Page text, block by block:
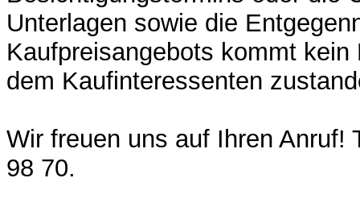
Unterlagen sowie die
Kaufpreisangebots kommt
dem Kaufinteressenten
Wir freuen uns auf Ihren Anruf!
98 70.